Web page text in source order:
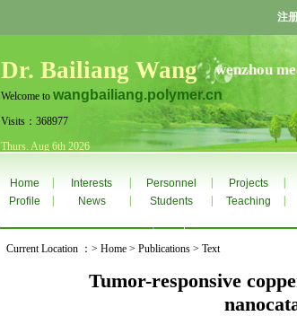
注
Dr. Bailiang Wang wenzhou
Welcome to wangbailiang.polymer.cn
Visits：368977
Thurs. Aug 6th 2026
Home Interests Personnel Projects
Profile News Students Teaching
Current Location ：> Home > Publications > Text
Tumor-responsive